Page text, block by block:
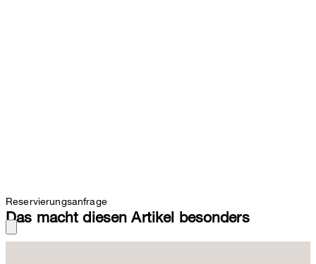
Reservierungsanfrage
Das macht diesen Artikel besonders